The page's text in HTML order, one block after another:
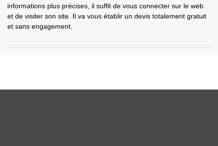
informations plus précises, il suffit de vous connecter sur le web
et de visiter son site. Il va vous établir un devis totalement gratuit
et sans engagement.